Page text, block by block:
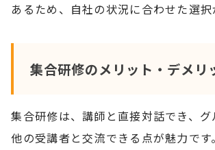
あるため、自社の状況に合わせた選択
集合研修のメリット・デメリ
集合研修は、講師と直接対話でき、
他の受講者と交流できる点が魅力で